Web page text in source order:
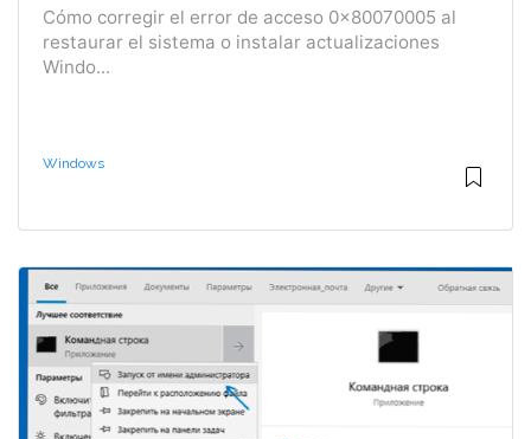
Cómo corregir el error de acceso 0x80070005 al
restaurar el sistema o instalar actualizaciones
Windo...
Windows